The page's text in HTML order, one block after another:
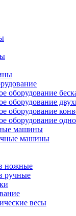
оборудование
оборудование
оборудование
оборудование
машины
машины
ножные
ручные
весы